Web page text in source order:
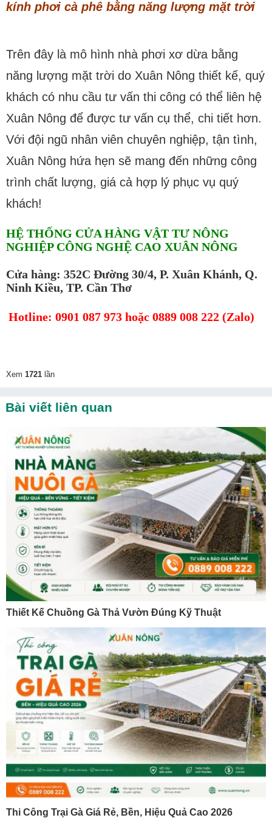
kính phơi cà phê bằng năng lượng mặt trời
Trên đây là mô hình nhà phơi xơ dừa bằng
năng lượng mặt trời do Xuân Nông thiết kế, quý
khách có nhu cầu tư vấn thi công có thể liên hệ
Xuân Nông để được tư vấn cụ thể, chi tiết hơn.
Với đội ngũ nhân viên chuyên nghiệp, tận tình,
Xuân Nông hứa hẹn sẽ mang đến những công
trình chất lượng, giá cả hợp lý phục vụ quý
khách!
HỆ THỐNG CỬA HÀNG VẬT TƯ NÔNG
NGHIỆP CÔNG NGHỆ CAO XUÂN NÔNG
Cửa hàng: 352C Đường 30/4, P. Xuân Khánh, Q.
Ninh Kiều, TP. Cần Thơ
Hotline: 0901 087 973 hoặc 0889 008 222 (Zalo)
Xem 1721 lần
Bài viết liên quan
Thiết Kế Chuồng Gà Thả Vườn Đúng Kỹ Thuật
Thi Công Trại Gà Giá Rẻ, Bền, Hiệu Quả Cao 2026